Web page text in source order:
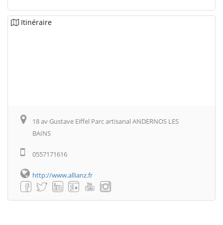
Itinéraire
18 av Gustave Eiffel Parc artisanal ANDERNOS LES
BAINS
0557171616
http://www.allianz.fr